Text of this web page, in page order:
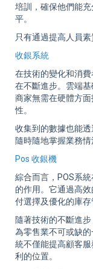
培訓，確保他們能
平。
只有通過提高人員
收銀系統
在技術的變化和消
在不斷進步。雲端
商家無需在硬體方
性。
收集到的數據也能
隨時隨地掌握業務情
Pos 收銀機
綜合而言，POS系
的作用。它通過高
付選擇及優化的庫存
隨著技術的不斷進
為零售業不可或缺
統不僅能提高顧客
利的位置。